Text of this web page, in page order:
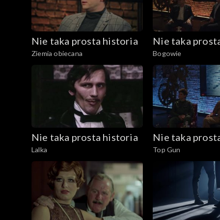
Nie taka prosta historia
Ziemia obiecana
Nie taka
Bogowie
Nie taka prosta historia
Lalka
Nie taka
Top Gun